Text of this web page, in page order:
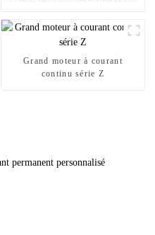
Grand moteur à courant
continu série Z